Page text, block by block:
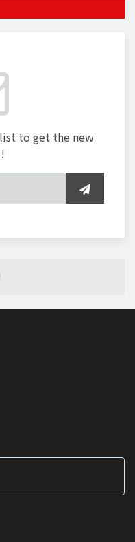
to get the new